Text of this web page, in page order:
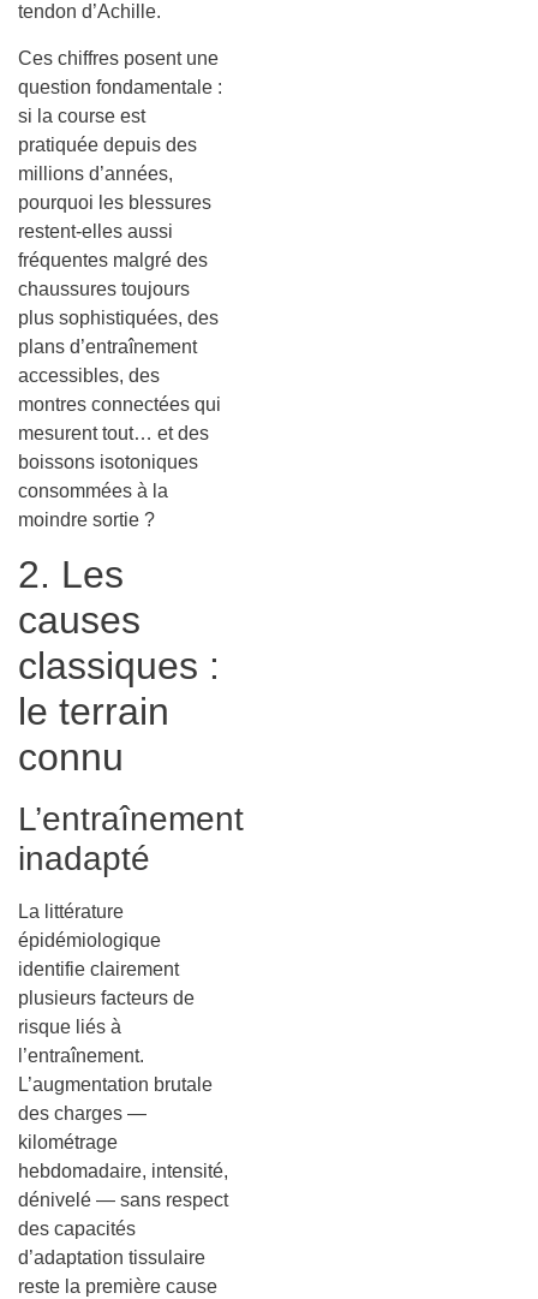
tendon d’Achille.
Ces chiffres posent une
question fondamentale :
si la course est
pratiquée depuis des
millions d’années,
pourquoi les blessures
restent-elles aussi
fréquentes malgré des
chaussures toujours
plus sophistiquées, des
plans d’entraînement
accessibles, des
montres connectées qui
mesurent tout… et des
boissons isotoniques
consommées à la
moindre sortie ?
2. Les
causes
classiques :
le terrain
connu
L’entraînement
inadapté
La littérature
épidémiologique
identifie clairement
plusieurs facteurs de
risque liés à
l’entraînement.
L’augmentation brutale
des charges —
kilométrage
hebdomadaire, intensité,
dénivelé — sans respect
des capacités
d’adaptation tissulaire
reste la première cause